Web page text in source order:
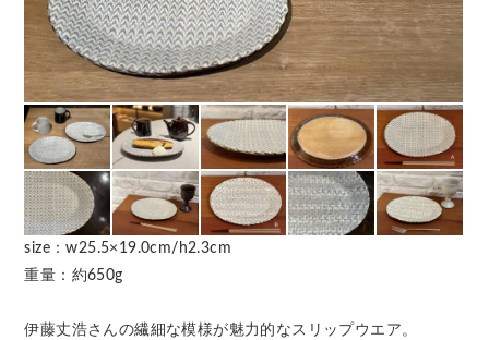
size：w25.5×19.0cm/h2.3cm
重量：約650g
伊藤丈浩さんの繊細な模様が魅力的なスリップウエア。